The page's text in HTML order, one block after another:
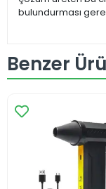
bulundurması
Benzer